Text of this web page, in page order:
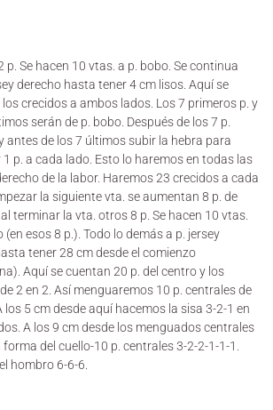
p. Se hacen 10 vtas. a p. bobo. Se continua
derecho hasta tener 4 cm lisos. Aquí se
crecidos a ambos lados. Los 7 primeros p. y
serán de p. bobo. Después de los 7 p.
antes de los 7 últimos subir la hebra para
p. a cada lado. Esto lo haremos en todas las
de la labor. Haremos 23 crecidos a cada
la siguiente vta. se aumentan 8 p. de
terminar la vta. otros 8 p. Se hacen 10 vtas.
(en esos 8 p.). Todo lo demás a p. jersey
tener 28 cm desde el comienzo
Aquí se cuentan 20 p. del centro y los
2 en 2. Así menguaremos 10 p. centrales de
los 5 cm desde aquí hacemos la sisa 3-2-1 en
A los 9 cm desde los menguados centrales
forma del cuello-10 p. centrales 3-2-2-1-1-1.
hombro 6-6-6.